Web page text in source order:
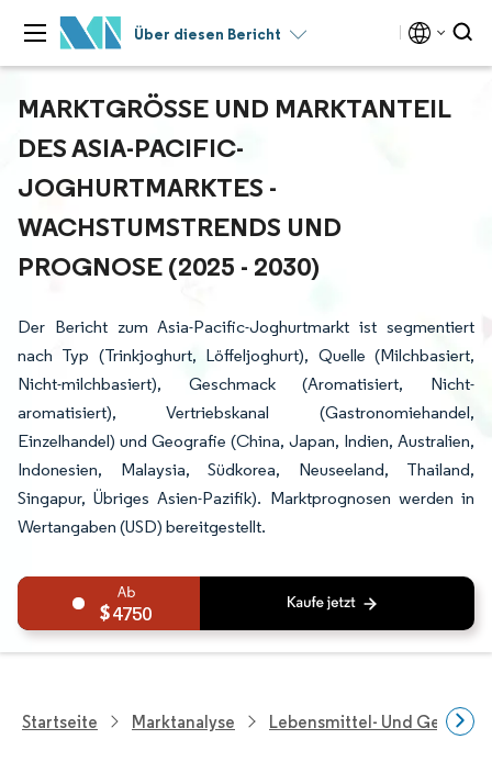
Über diesen Bericht
MARKTGRÖSSE UND MARKTANTEIL D
ES ASIA-PACIFIC-J
OGHURTMARKTES - W
ACHSTUMSTRENDS UND P
ROGNOSE (2025 - 2030)
Der Bericht zum Asia-Pacific-Joghurtmarkt ist segmentiert
nach Typ (Trinkjoghurt, Löffeljoghurt), Quelle (Milchbasiert,
Nicht-milchbasiert), Geschmack (Aromatisiert, Nicht-
aromatisiert), Vertriebskanal (Gastronomiehandel,
Einzelhandel) und Geografie (China, Japan, Indien, Australien,
Indonesien, Malaysia, Südkorea, Neuseeland, Thailand,
Singapur, Übriges Asien-Pazifik). Marktprognosen werden in
Wertangaben (USD) bereitgestellt.
4750
Startseite Marktanalyse Lebensmittel- Und